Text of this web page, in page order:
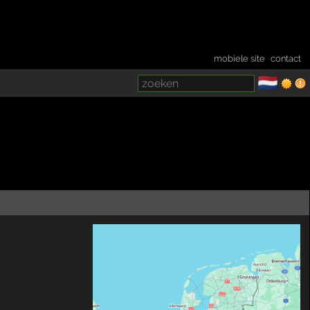
mobiele site ·contact
🇳🇱